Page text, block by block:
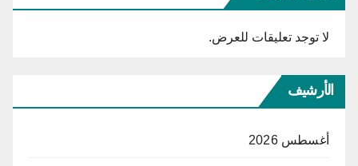
لا توجد تعليقات للعرض.
الأرشيف
أغسطس 2026